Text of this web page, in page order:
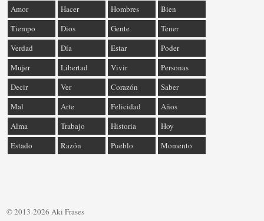
Amor
Hacer Hombres
Bien
Tiempo
Dios Gente
Tener
Verdad
Día Estar
Poder
Mujer
Libertad Vivir
Personas
Decir
Ver Corazón
Saber
Mal
Arte Felicidad
Años
Alma
Trabajo Historia
Hoy
Estado
Razón Pueblo Momento
© 2013-2026 Aki Frases